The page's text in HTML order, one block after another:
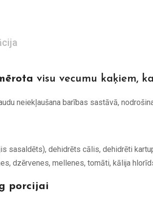
visu vecumu kaķiem,
neiekļaušana barības sastāvā,
sasaldēts), dehidrēts cālis, dehidrēti
dzērvenes, mellenes, tomāti, kālija
porcijai